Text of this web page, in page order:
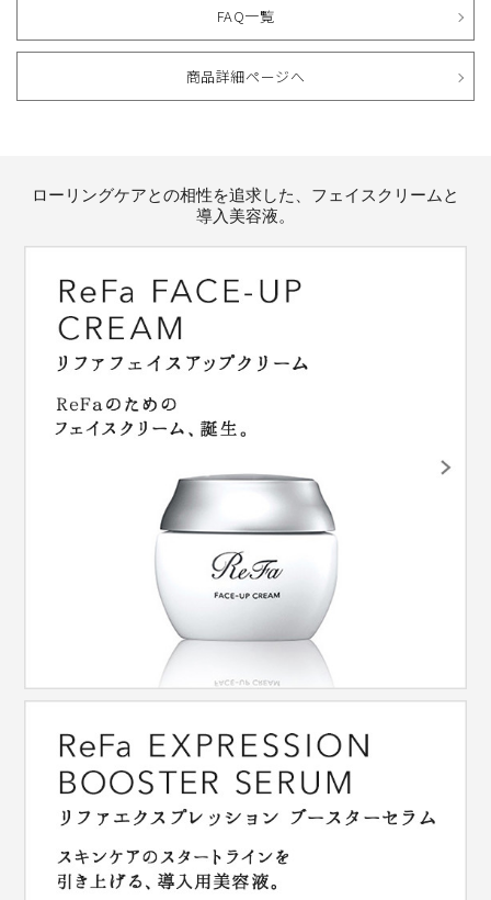
FAQ一覧
商品詳細ページへ
ローリングケアとの相性を追求した、フェイスクリームと
導入美容液。